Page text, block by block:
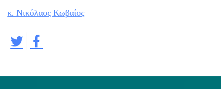
κ. Νικόλαος Κωβαίος